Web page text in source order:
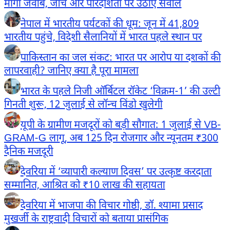
मांगा जवाब, जांच और पारदर्शिता पर उठाए सवाल
नेपाल में भारतीय पर्यटकों की धूम: जून में 41,809
भारतीय पहुंचे, विदेशी सैलानियों में भारत पहले स्थान पर
पाकिस्तान का जल संकट: भारत पर आरोप या दशकों की
लापरवाही? जानिए क्या है पूरा मामला
भारत के पहले निजी ऑर्बिटल रॉकेट ‘विक्रम-1’ की उल्टी
गिनती शुरू, 12 जुलाई से लॉन्च विंडो खुलेगी
यूपी के ग्रामीण मजदूरों को बड़ी सौगात: 1 जुलाई से VB-
GRAM-G लागू, अब 125 दिन रोजगार और न्यूनतम ₹300
दैनिक मजदूरी
देवरिया में ‘व्यापारी कल्याण दिवस’ पर उत्कृष्ट करदाता
सम्मानित, आश्रित को ₹10 लाख की सहायता
देवरिया में भाजपा की विचार गोष्ठी, डॉ. श्यामा प्रसाद
मुखर्जी के राष्ट्रवादी विचारों को बताया प्रासंगिक